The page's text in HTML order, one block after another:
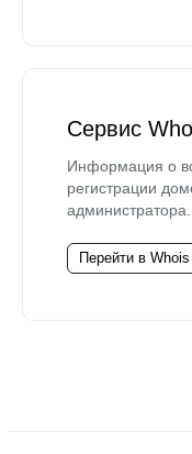
Сервис
Информация о
регистрации
администратора.
Перейти в Whois